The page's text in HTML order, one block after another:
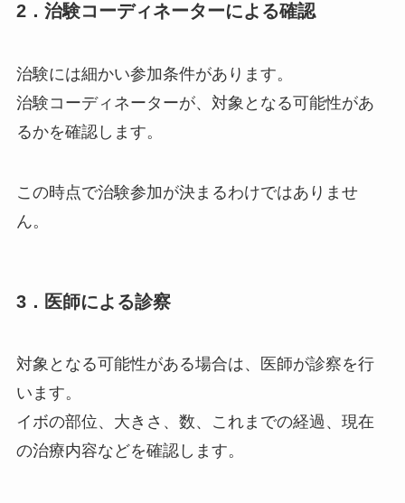
2．治験コーディネーターによる確認
治験には細かい参加条件があります。
治験コーディネーターが、対象となる可能性があ
るかを確認します。
この時点で治験参加が決まるわけではありませ
ん。
3．医師による診察
対象となる可能性がある場合は、医師が診察を行
います。
イボの部位、大きさ、数、これまでの経過、現在
の治療内容などを確認します。